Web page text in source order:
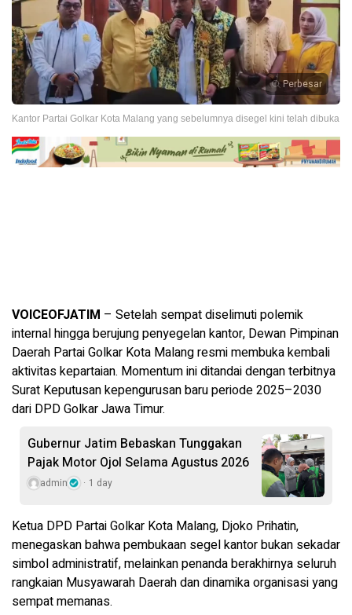
Perbesar
Kantor Partai Golkar Kota Malang yang sebelumnya disegel kini telah dibuka
VOICEOFJATIM – Setelah sempat diselimuti polemik
internal hingga berujung penyegelan kantor, Dewan Pimpinan
Daerah Partai Golkar Kota Malang resmi membuka kembali
aktivitas kepartaian. Momentum ini ditandai dengan terbitnya
Surat Keputusan kepengurusan baru periode 2025–2030
dari DPD Golkar Jawa Timur.
Gubernur Jatim Bebaskan Tunggakan
Pajak Motor Ojol Selama Agustus 2026
admin 1 day
Ketua DPD Partai Golkar Kota Malang, Djoko Prihatin,
menegaskan bahwa pembukaan segel kantor bukan sekadar
simbol administratif, melainkan penanda berakhirnya seluruh
rangkaian Musyawarah Daerah dan dinamika organisasi yang
sempat memanas.